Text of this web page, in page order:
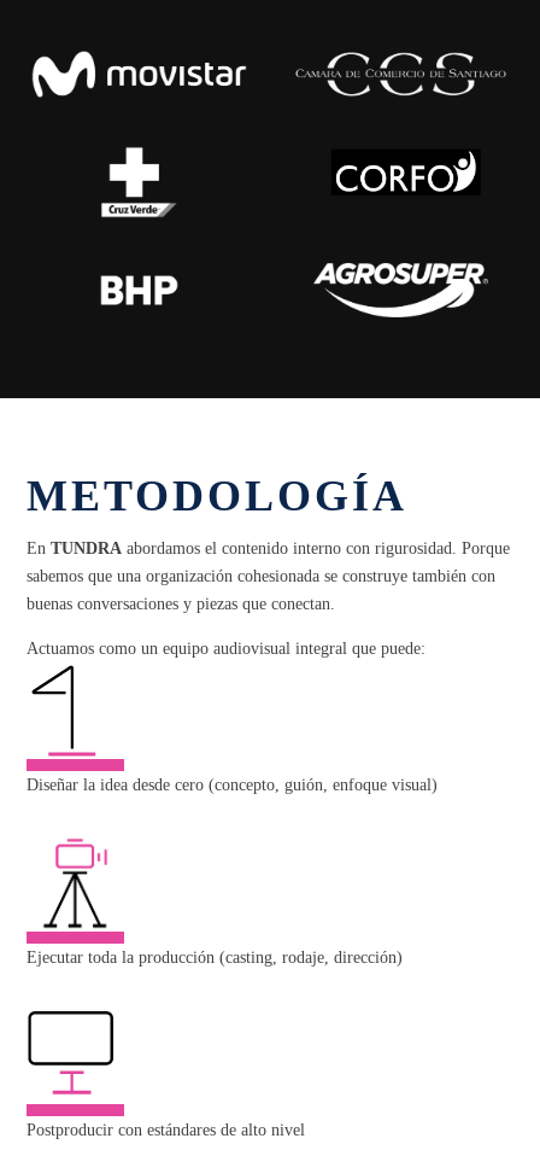
METODOLOGÍA
EnTUNDRA abordamos el contenido interno con rigurosidad. Porque
sabemos que una organización cohesionada se construye también con
buenas conversaciones y piezas que conectan.
Actuamos como un equipo audiovisual integral que puede:
Diseñar la idea desde cero (concepto, guión, enfoque visual)
Ejecutar toda la producción (casting, rodaje, dirección)
Postproducir con estándares de alto nivel